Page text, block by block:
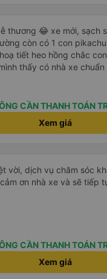
Chuyện gì xảy ra
và tôi đang nói về nó. ạn
nghĩ tài xế đã giúp tôi vì
nghĩ rằng sẽ rất nguy
các bạn rất nhiều.
thương 😂 xe mới, sạch
còn có 1 con pikachu
tiết heo hồng chắc
thấy có nhà xe chuẩn
bà cụ lên xe còn được nv
CẦN THANH TOÁN
Xem giá
vời, dịch vụ chăm sóc
ơn nhà xe và sẽ tiếp
CẦN THANH TOÁN
Xem giá